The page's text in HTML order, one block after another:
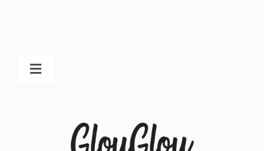
Toggle
Nos vins